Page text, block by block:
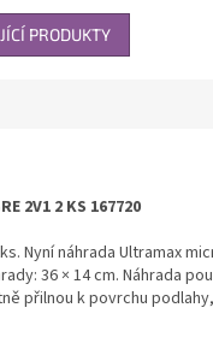
PRODUKTY
2V1 2 KS 167720
Nyní náhrada Ultramax
36 × 14 cm. Náhrada
přilnou k povrchu